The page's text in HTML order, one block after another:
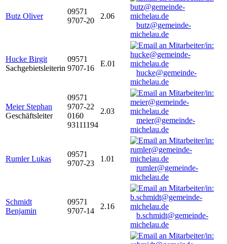
Butz Oliver
09571
9707-20
2.06
butz@gemeinde-
michelau.de
Hucke Birgit
Sachgebietsleiterin
09571
9707-16
E.01
hucke@gemeinde-
michelau.de
Meier Stephan
Geschäftsleiter
09571
9707-22
0160
93111194
2.03
meier@gemeinde-
michelau.de
Rumler Lukas
09571
9707-23
1.01
rumler@gemeinde-
michelau.de
Schmidt
Benjamin
09571
9707-14
2.16
b.schmidt@gemeinde-
michelau.de